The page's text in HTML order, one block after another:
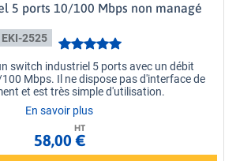
5 ports 10/100 Mbps non managé
EKI-2525
switch industriel 5 ports avec un débit
Mbps. Il ne dispose pas d'interface de
et est très simple d'utilisation.
En savoir plus
HT
58,00 €